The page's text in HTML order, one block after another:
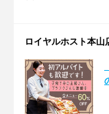
ロイヤルホスト本山